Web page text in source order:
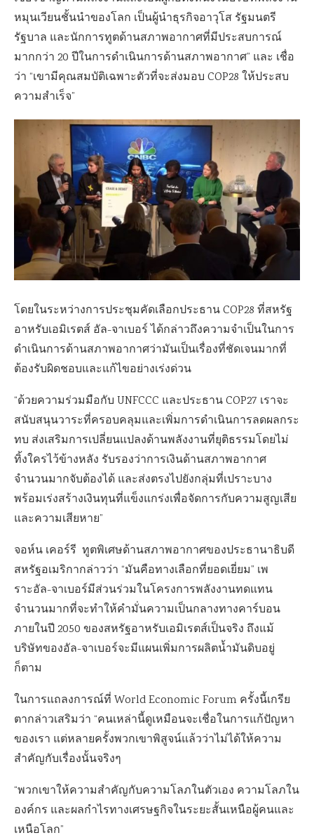
หมุนเวียนชั้นนำของโลก เป็นผู้นำธุรกิจอาวุโส รัฐมนตรี
รัฐบาล และนักการทูตด้านสภาพอากาศที่มีประสบการณ์
มากกว่า 20 ปีในการดำเนินการด้านสภาพอากาศ” และ เชื่อ
ว่า “เขามีคุณสมบัติเฉพาะตัวที่จะส่งมอบ COP28 ให้ประสบ
ความสำเร็จ”
โดยในระหว่างการประชุมคัดเลือกประธานCOP28 ที่สหรัฐ
อาหรับเอมิเรตส์ อัล-จาเบอร์ ได้กล่าวถึงความจำเป็นในการ
ดำเนินการด้านสภาพอากาศว่ามันเป็นเรื่องที่ชัดเจนมากที่
ต้องรับผิดชอบและแก้ไขอย่างเร่งด่วน
“ด้วยความร่วมมือกับ UNFCCC และประธานCOP27 เราจะ
สนับสนุนวาระที่ครอบคลุมและเพิ่มการดำเนินการลดผลกระ
ทบ ส่งเสริมการเปลี่ยนแปลงด้านพลังงานที่ยุติธรรมโดยไม่
ทิ้งใครไว้ข้างหลัง รับรองว่าการเงินด้านสภาพอากาศ
จำนวนมากจับต้องได้ และส่งตรงไปยังกลุ่มที่เปราะบาง
พร้อมเร่งสร้างเงินทุนที่แข็งแกร่งเพื่อจัดการกับความสูญเสีย
และความเสียหาย”
จอห์น เคอร์รี ทูตพิเศษด้านสภาพอากาศของประธานาธิบดี
สหรัฐอเมริกากล่าวว่า “มันคือทางเลือกที่ยอดเยี่ยม” เพ
ราะอัล-จาเบอร์มีส่วนร่วมในโครงการพลังงานทดแทน
จำนวนมากที่จะทำให้คำมั่นความเป็นกลางทางคาร์บอน
ภายในปี 2050 ของสหรัฐอาหรับเอมิเรตส์เป็นจริง ถึงแม้
บริษัทของอัล-จาเบอร์จะมีแผนเพิ่มการผลิตน้ำมันดิบอยู่
ก็ตาม
ในการแถลงการณ์ที่ World Economic Forum ครั้งนี้เกรีย
ตากล่าวเสริมว่า “คนเหล่านี้ดูเหมือนจะเชื่อในการแก้ปัญหา
ของเรา แต่หลายครั้งพวกเขาพิสูจน์แล้วว่าไม่ได้ให้ความ
สำคัญกับเรื่องนั้นจริงๆ
“พวกเขาให้ความสำคัญกับความโลภในตัวเอง ความโลภใน
องค์กร และผลกำไรทางเศรษฐกิจในระยะสั้นเหนือผู้คนและ
เหนือโลก”